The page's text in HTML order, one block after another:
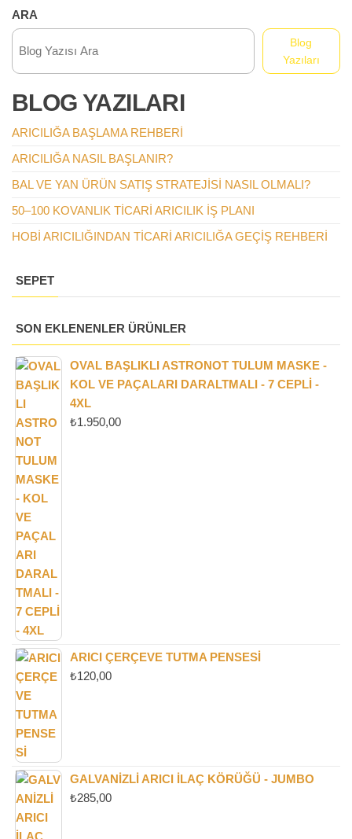
ARA
Blog
Yazıları
BLOG YAZILARI
ARICILIĞA BAŞLAMA REHBERI
ARICILIĞA NASIL BAŞLANIR?
BAL VE YAN ÜRÜN SATIŞ STRATEJISI NASIL OLMALI?
50–100 KOVANLIK TICARI ARICILIK İŞ PLANI
HOBI ARICILIĞINDAN TICARI ARICILIĞA GEÇIŞ REHBERI
SEPET
SON EKLENENLER ÜRÜNLER
OVAL BAŞLIKLI ASTRONOT TULUM MASKE -
KOL VE PAÇALARI DARALTMALI - 7 CEPLI -
4XL
₺1.950,00
ARICI ÇERÇEVE TUTMA PENSESI
₺120,00
GALVANIZLI ARICI İLAÇ KÖRÜĞÜ - JUMBO
₺285,00